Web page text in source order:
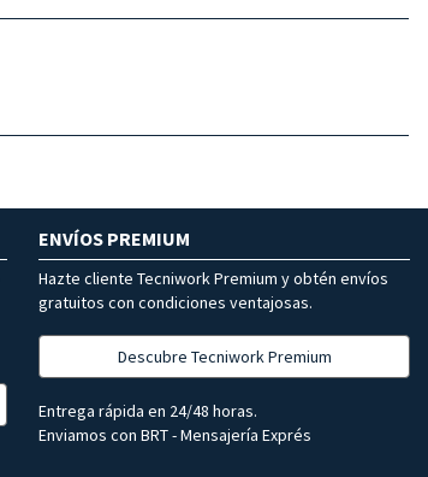
ENVÍOS PREMIUM
Hazte cliente Tecniwork Premium y obtén envíos
gratuitos con condiciones ventajosas.
Descubre Tecniwork Premium
Entrega rápida en 24/48 horas.
Enviamos con BRT - Mensajería Exprés